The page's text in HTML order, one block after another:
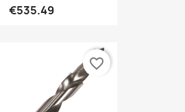
€535.49
favorite_border